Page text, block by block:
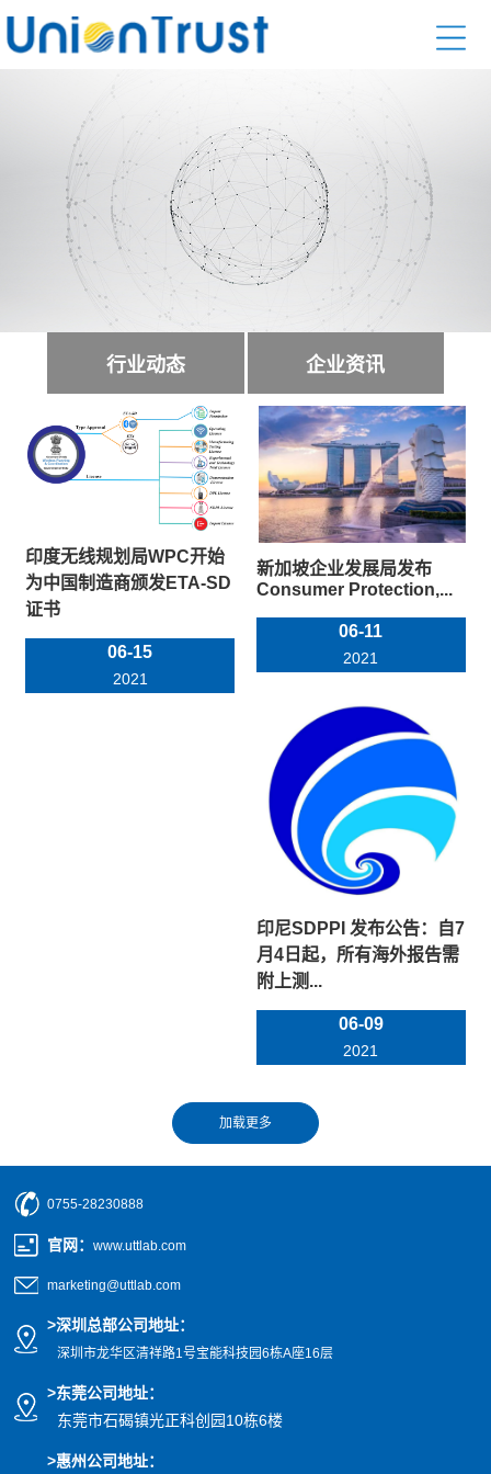
行业动态 企业资讯
印度无线规划局WPC开始
为中国制造商颁发ETA-SD
证书
06-15
2021
新加坡企业发展局发布
Consumer Protection,...
06-11
2021
印尼SDPPI 发布公告：自7
月4日起，所有海外报告需
附上测...
06-09
2021
0755-28230888
官网 ：www.uttlab.com
marketing@uttlab.com
>深圳总部公司地址：
深圳市龙华区清祥路1号宝能科技园6栋A座16层
>东莞公司地址：
东莞市石碣镇光正科创园10栋6楼
>惠州公司地址：